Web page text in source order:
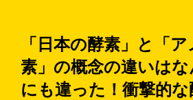
「日本の酵素」と「
素」の概念の違いは
にも違った！衝撃的